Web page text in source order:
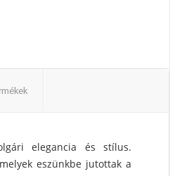
elegancia és stílus.
eszünkbe jutottak a